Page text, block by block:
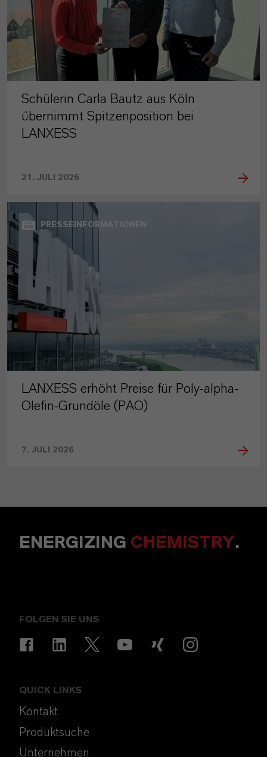
Schülerin Carla Bautz aus Köln
übernimmt Spitzenposition bei
LANXESS
21. JULI 2026
PRESSEINFORMATIONEN
LANXESS erhöht Preise für Poly-alpha-
Olefin-Grundöle (PAO)
7. JULI 2026
ENERGIZING CHEMISTRY.
FOLGEN SIE UNS
QUICK LINKS
Kontakt
Produktsuche
Unternehmen